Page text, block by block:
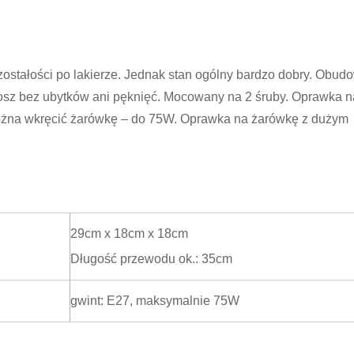
po lakierze. Jednak stan ogólny bardzo dobry.
bez ubytków ani pęknięć. Mocowany na 2 śruby. Oprawka
wkręcić żarówkę – do 75W. Oprawka na żarówkę z dużym
29cm x 18cm x 18cm
Długość przewodu ok.: 35cm
gwint: E27, maksymalnie 75W